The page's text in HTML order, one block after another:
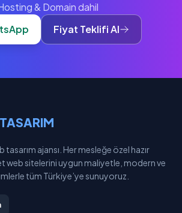
& Domain dahil
Fiyat Teklifi Al
TASARIM
ajansı. Her mesleğe özel hazır
web sitelerini uygun maliyetle, modern ve
tüm Türkiye’ye sunuyoruz.